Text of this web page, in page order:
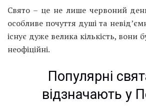
Свято – це не лише червоний
особливе почуття душі та
існує дуже велика кількість, вони
неофіційні.
Популярні
відзначають у